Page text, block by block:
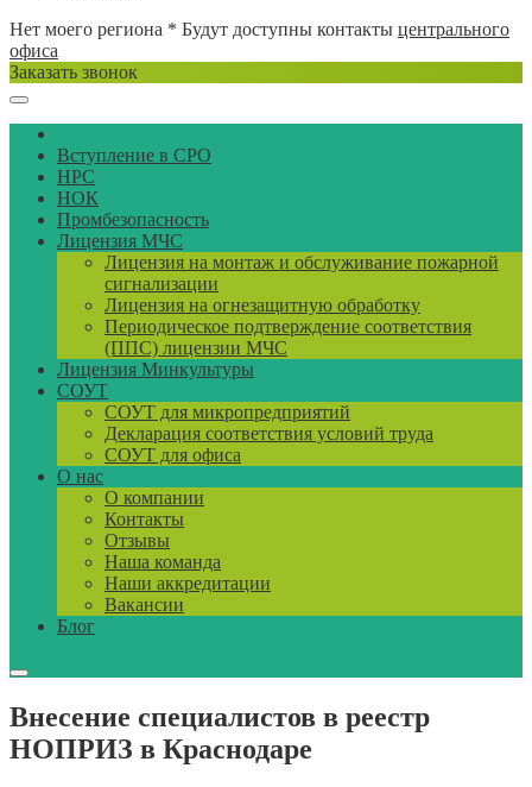
Нет моего региона * Будут доступны контакты центрального
офиса
Заказать звонок
Вступление в СРО
НРС
НОК
Промбезопасность
Лицензия МЧС
Лицензия на монтаж и обслуживание пожарной
сигнализации
Лицензия на огнезащитную обработку
Периодическое подтверждение соответствия
(ППС) лицензии МЧС
Лицензия Минкультуры
СОУТ
СОУТ для микропредприятий
Декларация соответствия условий труда
СОУТ для офиса
О нас
О компании
Контакты
Отзывы
Наша команда
Наши аккредитации
Вакансии
Блог
Внесение специалистов в реестр
НОПРИЗ в Краснодаре